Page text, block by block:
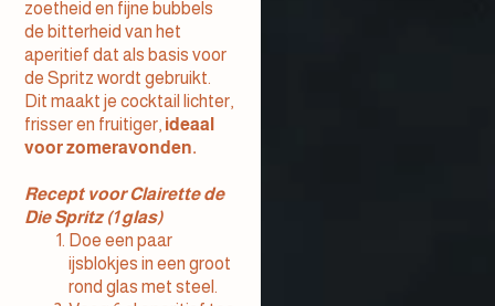
zoetheid en fijne bubbels
de bitterheid van het
aperitief dat als basis voor
de Spritz wordt gebruikt.
Dit maakt je cocktail lichter,
frisser en fruitiger, ideaal
voor zomeravonden.
Recept voor Clairette de
Die Spritz (1 glas)
Doe een paar
ijsblokjes in een groot
rond glas met steel.